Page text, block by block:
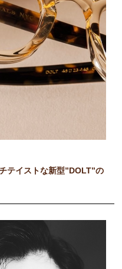
テイストな新型”DOLT”の